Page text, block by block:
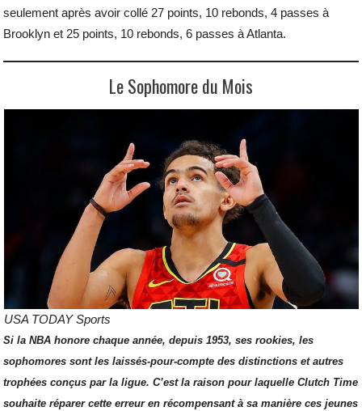
seulement après avoir collé 27 points, 10 rebonds, 4 passes à
Brooklyn et 25 points, 10 rebonds, 6 passes à Atlanta.
Le Sophomore du Mois
USA TODAY Sports
Si la NBA honore chaque année, depuis 1953, ses rookies, les
sophomores sont les laissés-pour-compte des distinctions et autres
trophées conçus par la ligue. C’est la raison pour laquelle Clutch Time
souhaite réparer cette erreur en récompensant à sa manière ces jeunes